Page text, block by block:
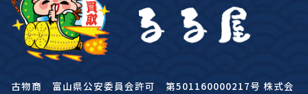
古物商 富山県公安委員会許可 第501160000217号 株式会